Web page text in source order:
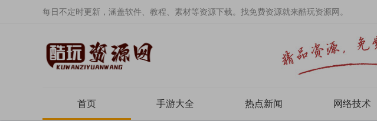
每日不定时更新，涵盖软件、教程、素材等资源下载。找免费资源就来酷玩资源网。
首页 手游大全 热点新闻 网络技术